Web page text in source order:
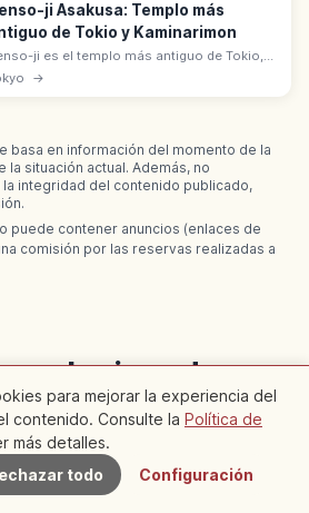
ji Asakusa: Templo más
de Tokio y Kaminarimon
ji es el templo más antiguo de Tokio,
en 628 en Asakusa y dedicado a
Destacan la puerta Kaminarimon con
→
basa en información del momento de la
situación actual. Además, no
la integridad del contenido publicado,
puede contener anuncios (enlaces de
comisión por las reservas realizadas a
relacionados
artículos en esta categoríaCercanos
para mejorar la experiencia del
contenido. Consulte la Política de
más detalles.
todo Configuración